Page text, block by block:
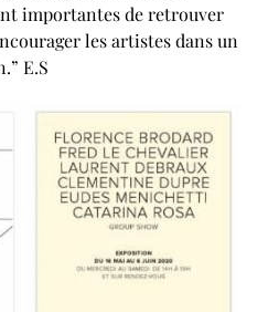
importantes de retrouver
les artistes dans un
E.S